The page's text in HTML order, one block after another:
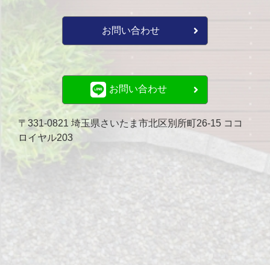
お問い合わせ
お問い合わせ
〒331-0821 埼玉県さいたま市北区別所町26-15 ココ
ロイヤル203